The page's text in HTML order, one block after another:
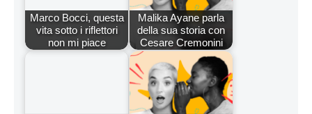
Marco Bocci, questa
vita sotto i riflettori
non mi piace
Malika Ayane parla
della sua storia con
Cesare Cremonini